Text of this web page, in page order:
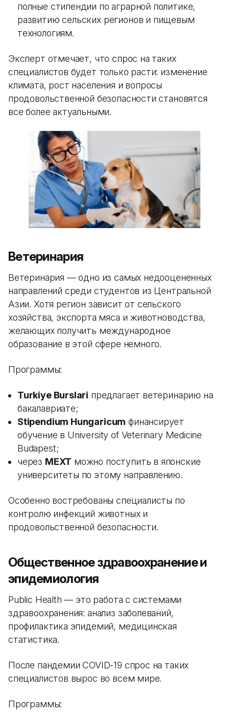
полные стипендии по аграрной политике,
развитию сельских регионов и пищевым
технологиям.
Эксперт отмечает, что спрос на таких
специалистов будет только расти: изменение
климата, рост населения и вопросы
продовольственной безопасности становятся
все более актуальными.
Ветеринария
Ветеринария — одно из самых недооцененных
направлений среди студентов из Центральной
Азии. Хотя регион зависит от сельского
хозяйства, экспорта мяса и животноводства,
желающих получить международное
образование в этой сфере немного.
Программы:
Turkiye Burslari предлагает ветеринарию на
бакалавриате;
Stipendium Hungaricum финансирует
обучение в University of Veterinary Medicine
Budapest;
через MEXT можно поступить в японские
университеты по этому направлению.
Особенно востребованы специалисты по
контролю инфекций животных и
продовольственной безопасности.
Общественное здравоохранение и
эпидемиология
Public Health — это работа с системами
здравоохранения: анализ заболеваний,
профилактика эпидемий, медицинская
статистика.
После пандемии COVID-19 спрос на таких
специалистов вырос во всем мире.
Программы: